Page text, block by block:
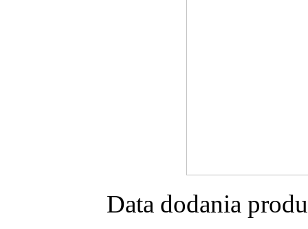
Data dodania